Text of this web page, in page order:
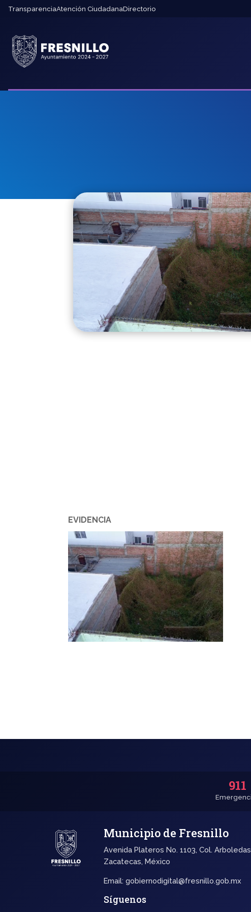
TransparenciaAtención CiudadanaDirectorio
EVIDENCIA
911
Municipio de Fresnillo
Avenida Plateros No. 1103, Col.
Zacatecas, México
Email:gobiernodigital@fresnillo.gob.mx
Síguenos